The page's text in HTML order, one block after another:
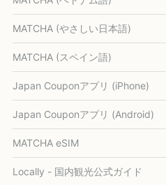
MATCHA (やさしい日本語)
MATCHA (スペイン語)
Japan Couponアプリ (iPhone)
Japan Couponアプリ (Android)
MATCHA eSIM
Locally - 国内観光公式ガイド